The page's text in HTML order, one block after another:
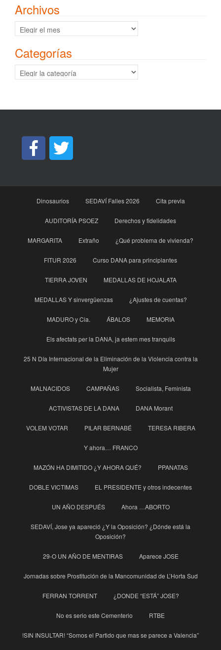
Archivos
Archivos
Categorías
Categorías
Dinosaurios SEDAVÍ Falles 2026 Cita previa
AUDITORÍA PSOEZ Derechos y fidelidades
MARGARITA Extraño ¿Qué problema de vivienda?
FITUR 2026 Curso DANA para principìantes
TIERRA JOVEN MEDALLAS DE HOJALATA
MEDALLAS Y sinvergüenzas ¿Ajustes de cuentas?
MADURO y Cia. ÁBALOS MEMORIA
Els afectats per la DANA, ja estem mes tranquils
25 N Día Internacional de la Eliminación de la Violencia contra la
Mujer
MALNACIDOS CAMPAÑAS Socialista, Feminista
ACTIVISTAS DE LA DANA DANA Morant
VOLEM VOTAR PILAR BERNABÉ TERESA RIBERA
Y ahora… FRANCO
MAZÓN HA DIMITIDO ¿Y AHORA QUÉ? PPANATAS
DOBLE VICTIMAS EL PRESIDENTE y otros indecentes
UN AÑO DESPUÉS Ahora …ABORTO
SEDAVÍ, Jose ya apareció ¿Y la Oposición? ¿Dónde está la
Oposición?
29-O UN AÑO DE MENTIRAS Aparece JOSE
Jornadas sobre Prostitución de la Mancomunidad de L’Horta Sud
FERRAN TORRENT ¿DONDE “ESTÁ” JOSE?
No es serio este Cementerio RTBE
!SIN INSULTAR! “Somos el Partido que mas se parece a Valencia”